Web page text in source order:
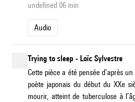
undefined 06 min
Audio
Trying to sleep - Loïc Sylvestre
Cette pièce a été pensée d’après
poète japonais du début du XXe
mourir, atteint de tuberculose à